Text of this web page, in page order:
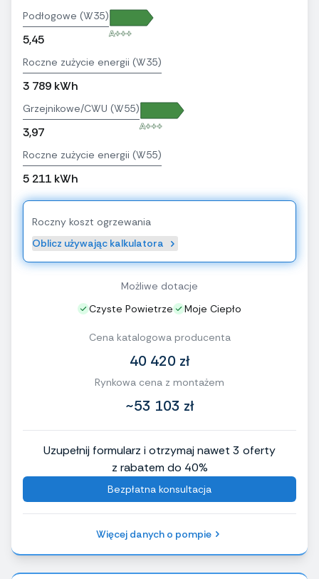
Podłogowe (W35)
5,45 A+++
Roczne zużycie energii (W35)
3 789 kWh
Grzejnikowe/CWU (W55)
3,97 A+++
Roczne zużycie energii (W55)
5 211 kWh
Roczny koszt ogrzewania
Oblicz używając kalkulatora
Możliwe dotacje
Czyste Powietrze
Moje Ciepło
Cena katalogowa producenta
40 420 zł
Rynkowa cena z montażem
~53 103 zł
Uzupełnij formularz i otrzymaj nawet 3 oferty
z rabatem do 40%
Bezpłatna konsultacja
Więcej danych o pompie